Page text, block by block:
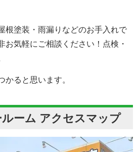
根塗装・雨漏りなどのお手入れで
お気軽にご相談ください！点検・
かると思います。
ーム アクセスマップ